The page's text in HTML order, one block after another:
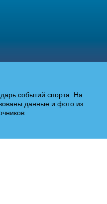
событий спорта. На
данные и фото из